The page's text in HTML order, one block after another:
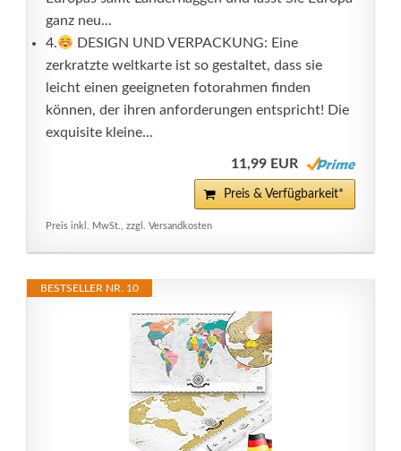
ganz neu...
4.
DESIGN UND VERPACKUNG: Eine
zerkratzte weltkarte ist so gestaltet, dass sie
leicht einen geeigneten fotorahmen finden
können, der ihren anforderungen entspricht! Die
exquisite kleine...
11,99 EUR
Preis & Verfügbarkeit*
Preis inkl. MwSt., zzgl. Versandkosten
BESTSELLER NR. 10